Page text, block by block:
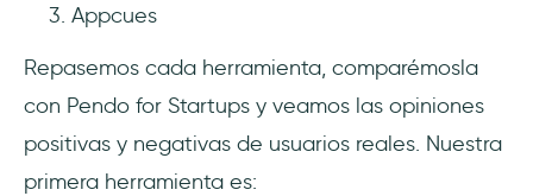
Appcues
Repasemos cada herramienta, comparémosla
con Pendo for Startups y veamos las opiniones
positivas y negativas de usuarios reales. Nuestra
primera herramienta es: